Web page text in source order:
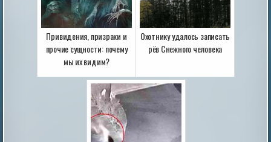
Привидения, призраки и
прочие сущности: почему
мы их видим?
Охотнику удалось записать
рёв Снежного человека